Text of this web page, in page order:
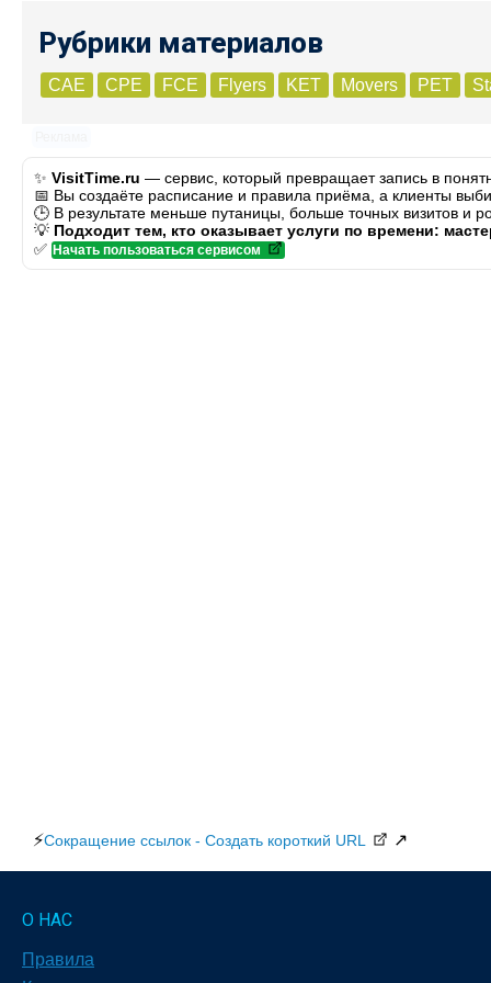
Рубрики материалов
CAE CPE FCE Flyers KET Movers PET
✨ VisitTime.ru — сервис, который превращает запись в
📅 Вы создаёте расписание и правила приёма, а клиенты
🕒 В результате меньше путаницы, больше точных визитов и
💡 Подходит тем, кто оказывает услуги по времени:
✅ Начать пользоваться сервисом
⚡Сокращение ссылок - Создать короткий URL ↗
О НАС
Правила